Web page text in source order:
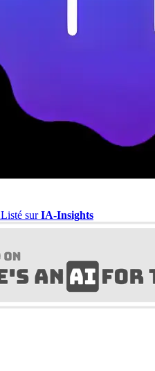
Listé surIA-Insights